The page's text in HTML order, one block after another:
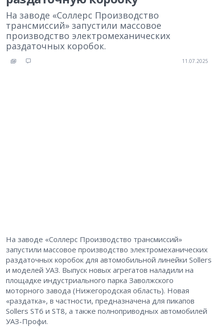
На заводе «Соллерс Производство
трансмиссий» запустили массовое
производство электромеханических
раздаточных коробок.
11.07.2025
На заводе «Соллерс Производство трансмиссий»
запустили массовое производство электромеханических
раздаточных коробок для автомобильной линейки Sollers
и моделей УАЗ. Выпуск новых агрегатов наладили на
площадке индустриального парка Заволжского
моторного завода (Нижегородская область). Новая
«раздатка», в частности, предназначена для пикапов
Sollers ST6 и ST8, а также полноприводных автомобилей
УАЗ-Профи.